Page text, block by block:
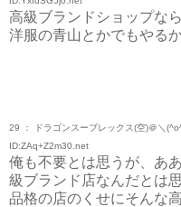
高級ブランドショップな
洋服の青山とかでもやる
29 ： ドラゴンスープレックス(空)＠＼
ID:ZAq+Z2m30.net
俺も不要とは思うが、あ
級ブランド店なんだとは
品格の店のくせにそんな